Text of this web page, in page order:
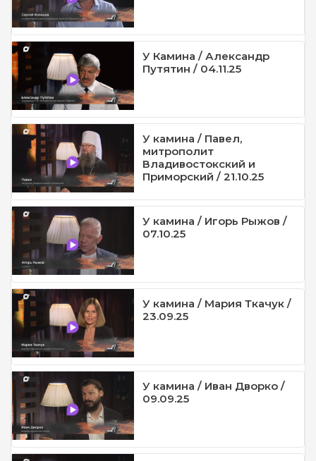
У Камина / Александр
Путятин / 04.11.25
У камина / Павел,
митрополит
Владивостокский и
Приморский / 21.10.25
У камина / Игорь Рыжов /
07.10.25
У камина / Мария Ткачук /
23.09.25
У камина / Иван Дворко /
09.09.25